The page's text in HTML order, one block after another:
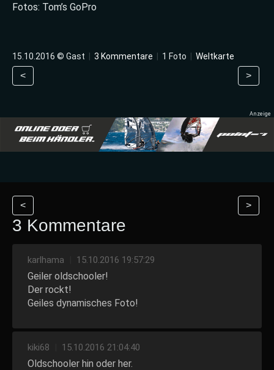
Fotos: Tom’s GoPro
15.10.2016 © Gast 3 Kommentare 1 Foto Weltkarte
< >
< >
3 Kommentare
karlhama 15.10.2016 19:57:29
Geiler oldschooler!
Der rockt!
Geiles dynamisches Foto!
kiki68 15.10.2016 21:04:40
Oldschooler hin oder her.